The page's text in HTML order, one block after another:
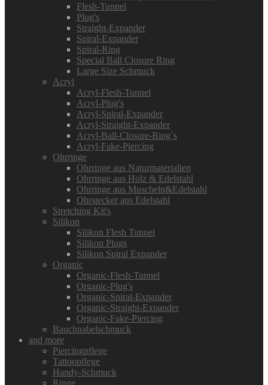
Flesh-Tunnel
Plug's
Straight-Expander
Spiral-Expander
Spiral-Ring
Special Ball Closure Ring
Large Size Schmuck
Acryl
Acryl-Flesh-Tunnel
Acryl-Plug's
Acryl-Spiral-Expander
Acryl-Straight-Expander
Acryl-Ball-Closure-Ring`s
Acryl-Fake-Piercing
Ohrringe
Ohrringe aus Naturmaterialien
Ohrringe aus Holz & Edelstahl
Ohrringe aus Muscheln&Edelstahl
Ohrstecker aus Edelstahl
Stretching Kit's
Silikon
Silikon Flesh Tunnel
Silikon Plugs
Silikon Spiral Expander
Organic
Organic-Flesh-Tunnel
Organic-Plug's
Organic-Spiral-Expander
Organic-Straight-Expander
Organic-Fake-Piercing
Bauchnabelschmuck
and more
Piercingpflege
Tattoopflege
Handy-Schmuck
Ringe